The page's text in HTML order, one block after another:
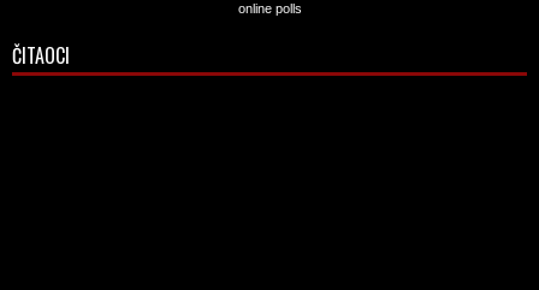
online polls
ČITAOCI